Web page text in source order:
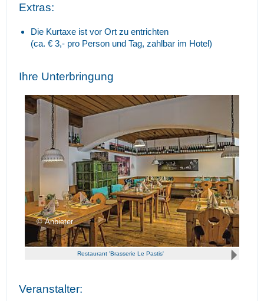
Extras:
Die Kurtaxe ist vor Ort zu entrichten
(ca. € 3,- pro Person und Tag, zahlbar im Hotel)
Ihre Unterbringung
Anbieter
Restaurant 'Brasserie Le Pastis'
Veranstalter: